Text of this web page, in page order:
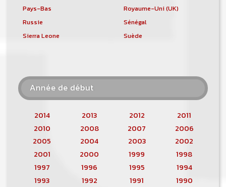
Pays-Bas
Royaume-Uni (UK)
Russie
Sénégal
Sierra Leone
Suède
Année de début
2014 2013 2012
2011
2010
2008 2007
2006
2005
2004 2003
2002
2001
2000 1999
1998
1997
1996 1995
1994
1993
1992 1991
1990